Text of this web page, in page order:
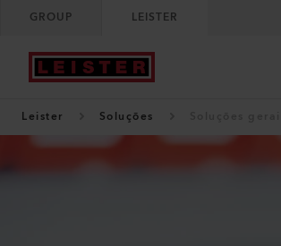
GROUP LEISTER
Leister Soluções